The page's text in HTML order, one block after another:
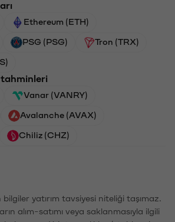
Ethereum (ETH)
PSG (PSG) Tron (TRX)
Vanar (VANRY)
Avalanche (AVAX)
Chiliz (CHZ)
yatırım tavsiyesi niteliği taşımaz.
alım-satımı veya saklanmasıyla ilgili